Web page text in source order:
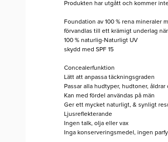
Produkten har utgått och kommer
Foundation av 100 % rena mineraler
förvandlas till ett krämigt underlag
100 % naturlig-Naturligt UV
skydd med SPF 15
Concealerfunktion
Lätt att anpassa täckningsgraden
Passar alla hudtyper, hudtoner,
Kan med fördel användas på män
Ger ett mycket naturligt, & synligt
Ljusreflekterande
Ingen talk, olja eller vax
Inga konserveringsmedel, ingen